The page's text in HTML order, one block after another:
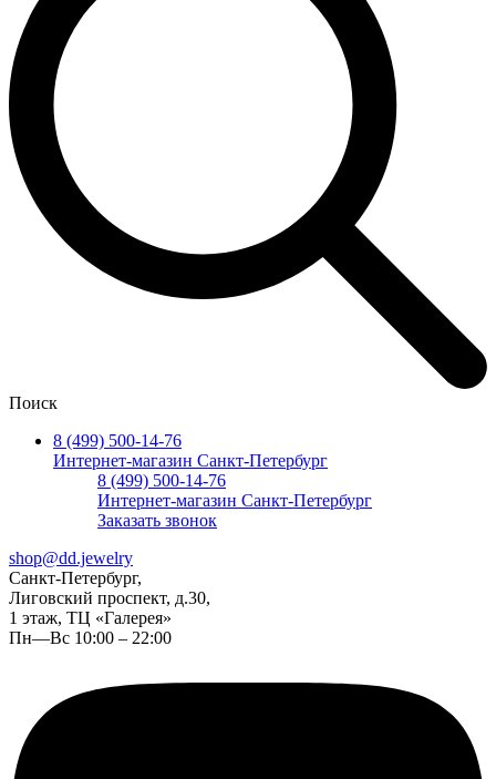
Поиск
8 (499) 500-14-76
Интернет-магазин Санкт-Петербург
8 (499) 500-14-76
Интернет-магазин Санкт-Петербург
Заказать звонок
shop@dd.jewelry
Санкт-Петербург,
Лиговский проспект, д.30,
1 этаж, ТЦ «Галерея»
Пн—Вс 10:00 – 22:00